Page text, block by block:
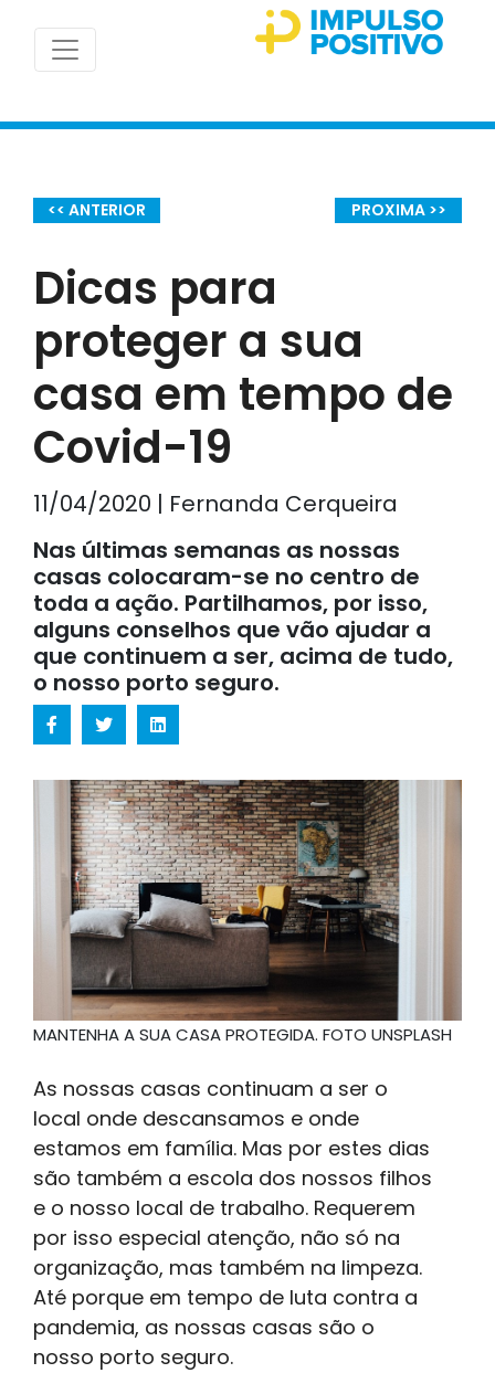
<< ANTERIOR PROXIMA >>
Dicas para
proteger a sua
casa em tempo de
Covid-19
11/04/2020 | Fernanda Cerqueira
Nas últimas semanas as nossas
casas colocaram-se no centro de
toda a ação. Partilhamos, por isso,
alguns conselhos que vão ajudar a
que continuem a ser, acima de tudo,
o nosso porto seguro.
MANTENHA A SUA CASA PROTEGIDA. FOTO UNSPLASH
As nossas casas continuam a ser o
local onde descansamos e onde
estamos em família. Mas por estes dias
são também a escola dos nossos filhos
e o nosso local de trabalho. Requerem
por isso especial atenção, não só na
organização, mas também na limpeza.
Até porque em tempo de luta contra a
pandemia, as nossas casas são o
nosso porto seguro.